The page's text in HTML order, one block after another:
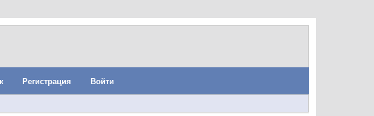
Регистрация Войти